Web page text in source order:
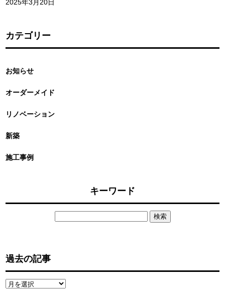
2025年3月20日
カテゴリー
お知らせ
オーダーメイド
リノベーション
新築
施工事例
キーワード
過去の記事
過